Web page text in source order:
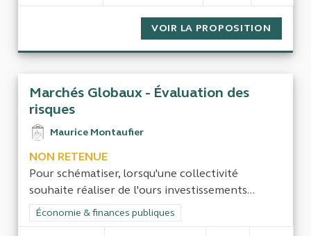
VOIR LA PROPOSITION
Marchés Globaux - Évaluation des
risques
Maurice Montaufier
NON RETENUE
Pour schématiser, lorsqu'une collectivité
souhaite réaliser de l'ours investissements...
Filtrer les résultats de la catégorie : Économie & finances
Économie & finances publiques